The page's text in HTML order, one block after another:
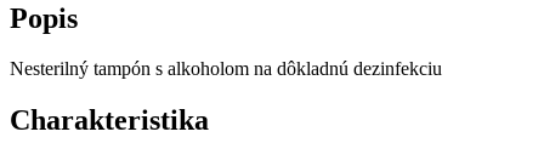
Popis
Nesterilný tampón s alkoholom na dôkladnú dezinfekciu
Charakteristika